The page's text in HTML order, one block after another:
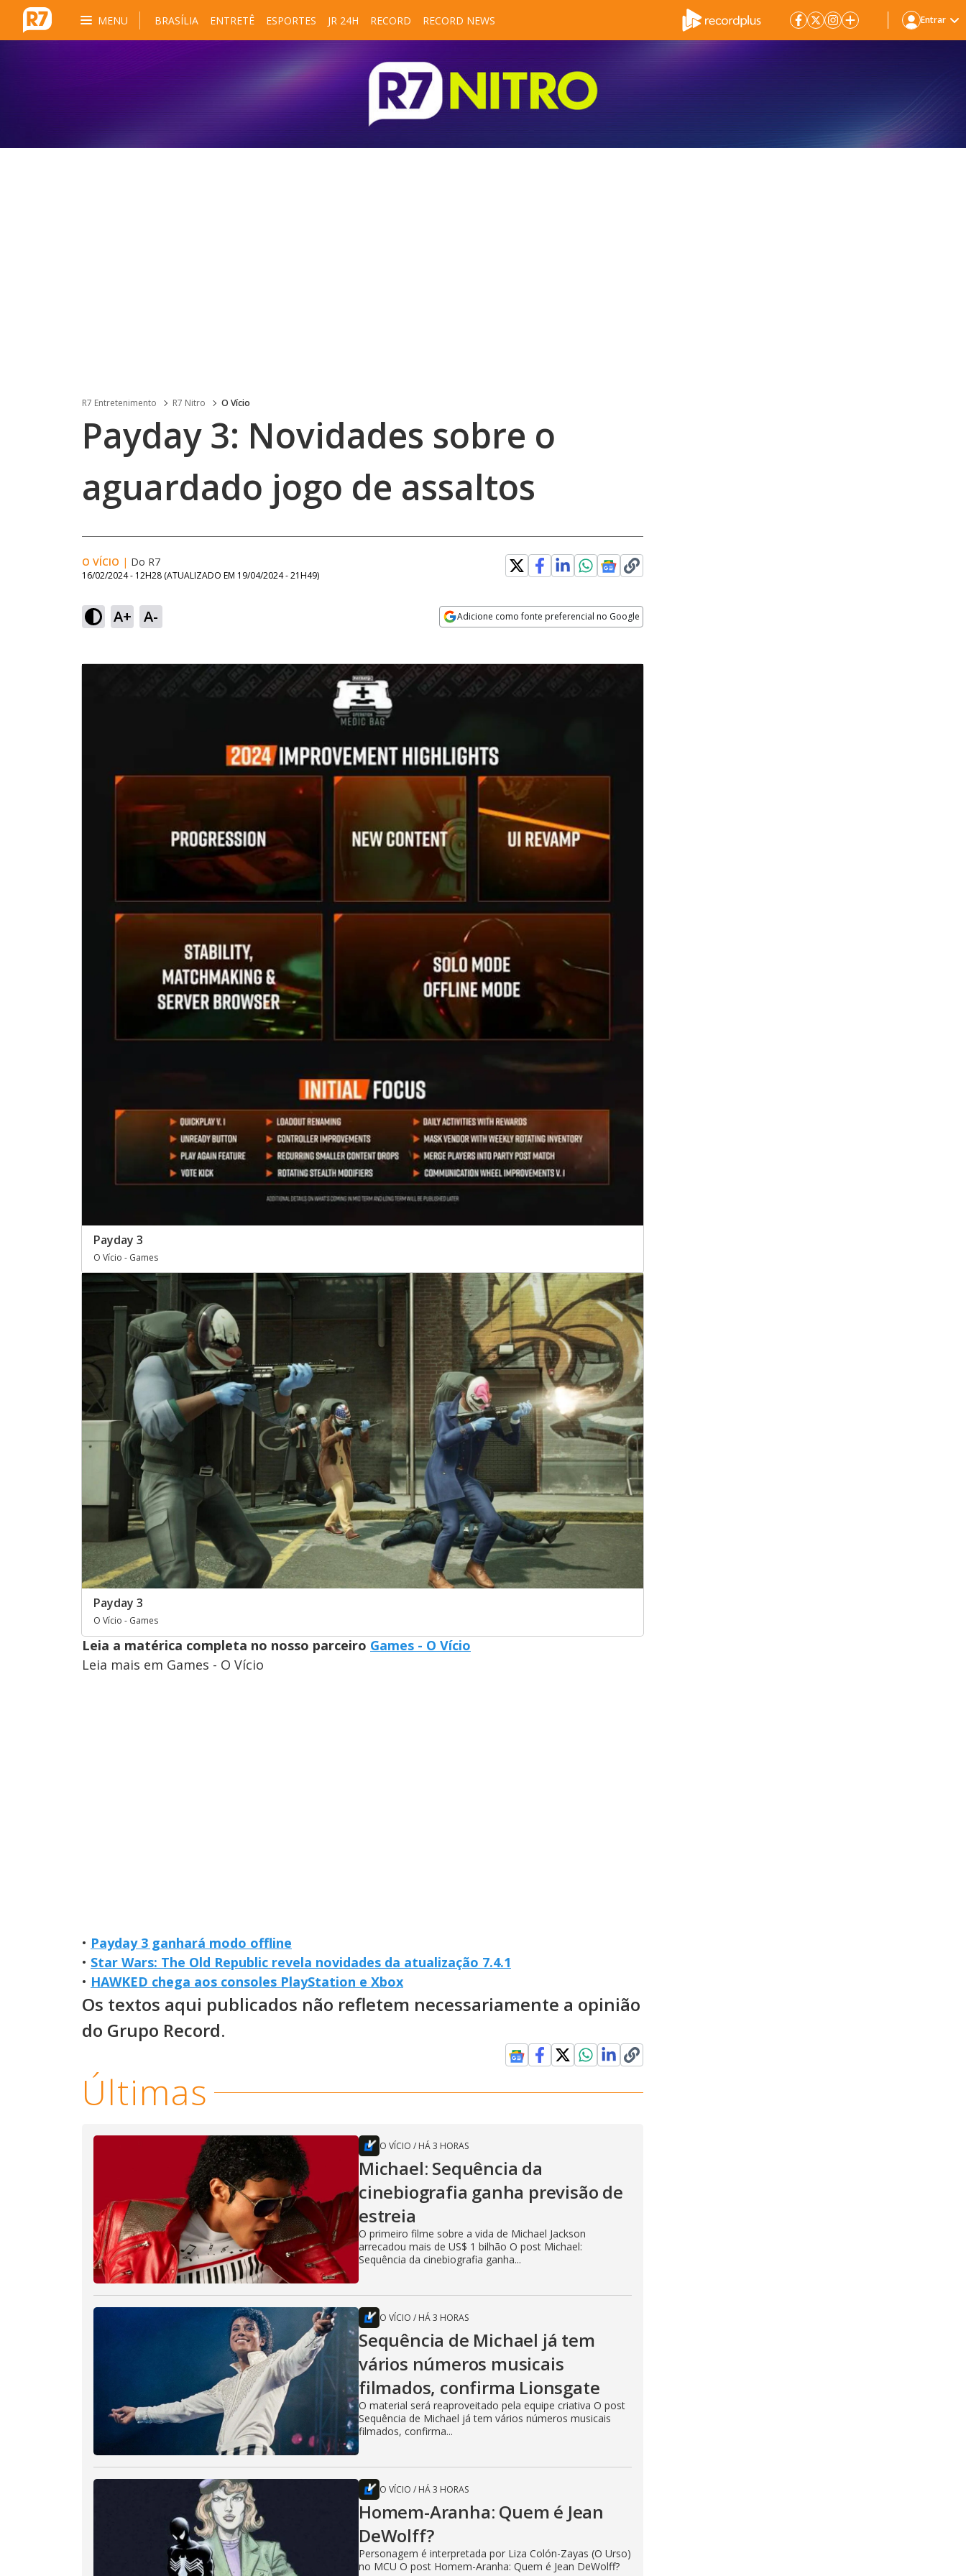
MENU BRASÍLIA ENTRETÊ ESPORTES JR 24H RECORD RECORD NEWS Entrar
R7 Entretenimento R7 Nitro O Vício
Payday 3: Novidades sobre o
aguardado jogo de assaltos
O VÍCIO | Do R7
16/02/2024 - 12H28 (ATUALIZADO EM 19/04/2024 - 21H49)
A+ A- Adicione como fonte preferencial no Google
Payday 3
O Vício - Games
Payday 3
O Vício - Games
Leia a matérica completa no nosso parceiro Games - O Vício
Leia mais em Games - O Vício
• Payday 3 ganhará modo offline
• Star Wars: The Old Republic revela novidades da atualização 7.4.1
• HAWKED chega aos consoles PlayStation e Xbox
Os textos aqui publicados não refletem necessariamente a opinião
do Grupo Record.
Últimas
O VÍCIO / HÁ 3 HORAS
Michael: Sequência da
cinebiografia ganha previsão de
estreia
O primeiro filme sobre a vida de Michael Jackson
arrecadou mais de US$ 1 bilhão O post Michael:
Sequência da cinebiografia ganha...
O VÍCIO / HÁ 3 HORAS
Sequência de Michael já tem
vários números musicais
filmados, confirma Lionsgate
O material será reaproveitado pela equipe criativa O post
Sequência de Michael já tem vários números musicais
filmados, confirma...
O VÍCIO / HÁ 3 HORAS
Homem-Aranha: Quem é Jean
DeWolff?
Personagem é interpretada por Liza Colón-Zayas (O Urso)
no MCU O post Homem-Aranha: Quem é Jean DeWolff?